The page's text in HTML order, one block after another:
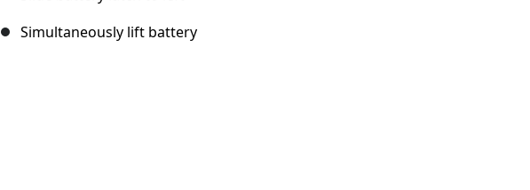
Simultaneously lift battery